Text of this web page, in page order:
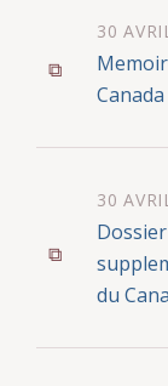
30
30
du